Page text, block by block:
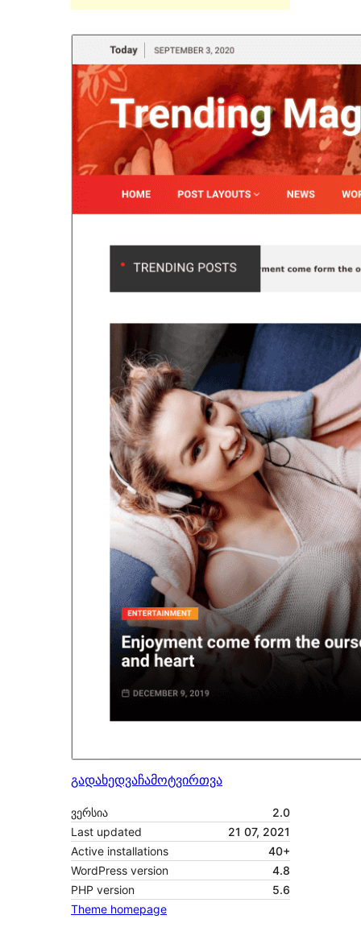
გადახედვაჩამოტვირთვა
ვერსია
2.0
Last updated
21 07, 2021
Active installations
40+
WordPress version
4.8
PHP version
5.6
Theme homepage